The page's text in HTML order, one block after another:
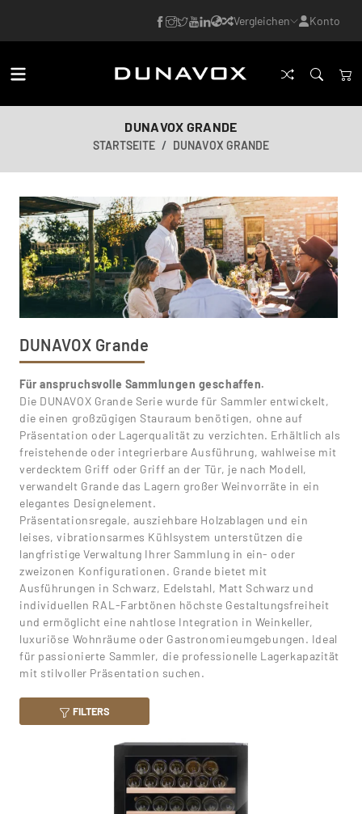
Vergleichen Konto
DUNAVOX GRANDE
STARTSEITE DUNAVOX GRANDE
DUNAVOX Grande
Für anspruchsvolle Sammlungen geschaffen.
Die DUNAVOX Grande Serie wurde für Sammler entwickelt,
die einen großzügigen Stauraum benötigen, ohne auf
Präsentation oder Lagerqualität zu verzichten. Erhältlich als
freistehende oder integrierbare Ausführung, wahlweise mit
verdecktem Griff oder Griff an der Tür, je nach Modell,
verwandelt Grande das Lagern großer Weinvorräte in ein
elegantes Designelement.
Präsentationsregale, ausziehbare Holzablagen und ein
leises, vibrationsarmes Kühlsystem unterstützen die
langfristige Verwaltung Ihrer Sammlung in ein- oder
zweizonen Konfigurationen. Grande bietet mit
Ausführungen in Schwarz, Edelstahl, Matt Schwarz und
individuellen RAL-Farbtönen höchste Gestaltungsfreiheit
und ermöglicht eine nahtlose Integration in Weinkeller,
luxuriöse Wohnräume oder Gastronomieumgebungen. Ideal
für passionierte Sammler, die professionelle Lagerkapazität
mit stilvoller Präsentation suchen.
FILTERS